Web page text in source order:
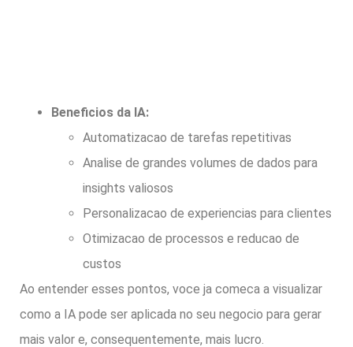
Beneficios da IA:
Automatizacao de tarefas repetitivas
Analise de grandes volumes de dados para
insights valiosos
Personalizacao de experiencias para clientes
Otimizacao de processos e reducao de
custos
Ao entender esses pontos, voce ja comeca a visualizar
como a IA pode ser aplicada no seu negocio para gerar
mais valor e, consequentemente, mais lucro.